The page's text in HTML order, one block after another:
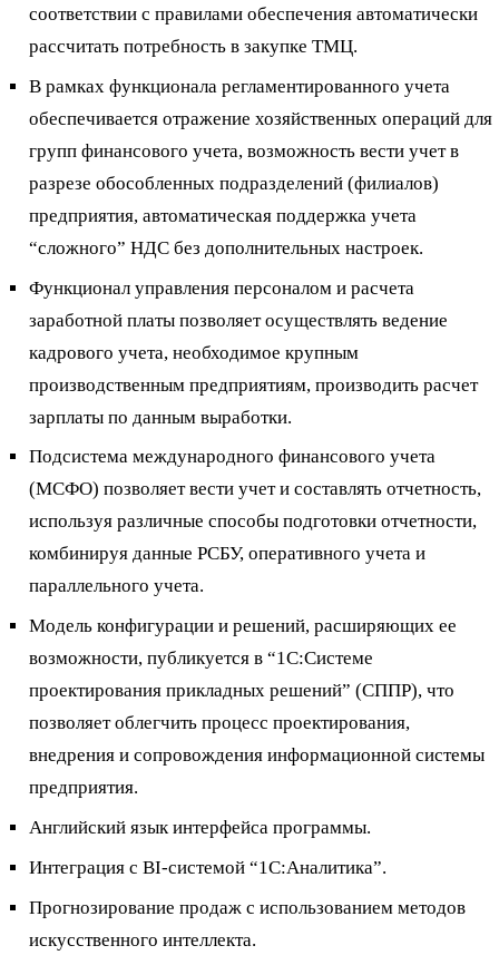
соответствии с правилами обеспечения автоматически
рассчитать потребность в закупке ТМЦ.
В рамках функционала регламентированного учета
обеспечивается отражение хозяйственных операций для
групп финансового учета, возможность вести учет в
разрезе обособленных подразделений (филиалов)
предприятия, автоматическая поддержка учета
“сложного” НДС без дополнительных настроек.
Функционал управления персоналом и расчета
заработной платы позволяет осуществлять ведение
кадрового учета, необходимое крупным
производственным предприятиям, производить расчет
зарплаты по данным выработки.
Подсистема международного финансового учета
(МСФО) позволяет вести учет и составлять отчетность,
используя различные способы подготовки отчетности,
комбинируя данные РСБУ, оперативного учета и
параллельного учета.
Модель конфигурации и решений, расширяющих ее
возможности, публикуется в “1С:Системе
проектирования прикладных решений” (СППР), что
позволяет облегчить процесс проектирования,
внедрения и сопровождения информационной системы
предприятия.
Английский язык интерфейса программы.
Интеграция с BI-системой “1С:Аналитика”.
Прогнозирование продаж с использованием методов
искусственного интеллекта.